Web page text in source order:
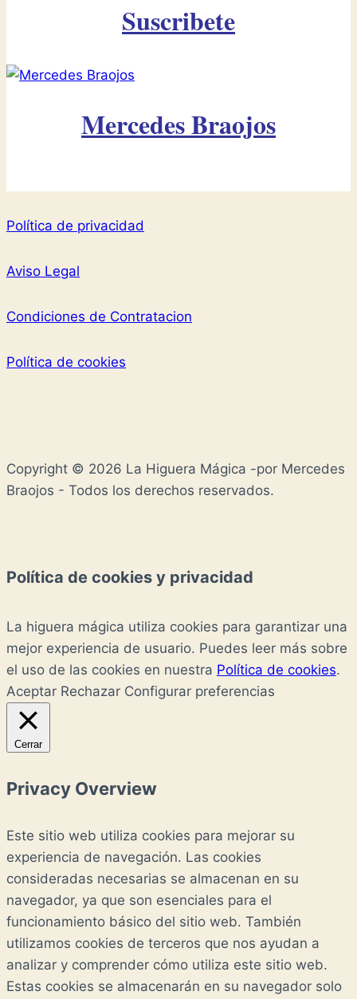
Suscribete
Mercedes Braojos
Política de privacidad
Aviso Legal
Condiciones de Contratacion
Política de cookies
Copyright © 2026 La Higuera Mágica -por Mercedes
Braojos - Todos los derechos reservados.
Política de cookies y privacidad
La higuera mágica utiliza cookies para garantizar una
mejor experiencia de usuario. Puedes leer más sobre
el uso de las cookies en nuestra Política de cookies.
Aceptar Rechazar Configurar preferencias
Cerrar
Privacy Overview
Este sitio web utiliza cookies para mejorar su
experiencia de navegación. Las cookies
consideradas necesarias se almacenan en su
navegador, ya que son esenciales para el
funcionamiento básico del sitio web. También
utilizamos cookies de terceros que nos ayudan a
analizar y comprender cómo utiliza este sitio web.
Estas cookies se almacenarán en su navegador solo